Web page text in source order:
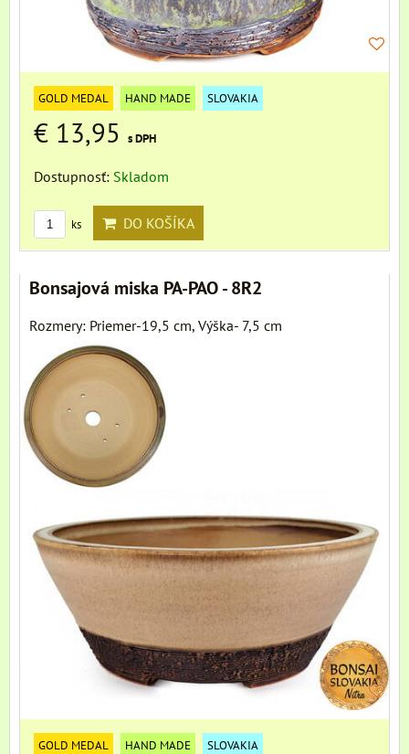
GOLD MEDAL HAND MADE SLOVAKIA
€ 13,95 s DPH
Dostupnosť: Skladom
ks DO KOŠÍKA
Bonsajová miska PA-PAO - 8R2
Rozmery: Priemer-19,5 cm, Výška- 7,5 cm
GOLD MEDAL HAND MADE SLOVAKIA